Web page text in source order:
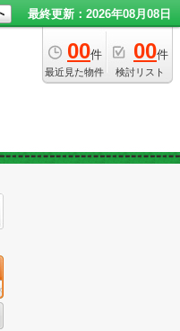
最終更新：2026年08月08日
00件
最近見た物件
00件
検討リスト